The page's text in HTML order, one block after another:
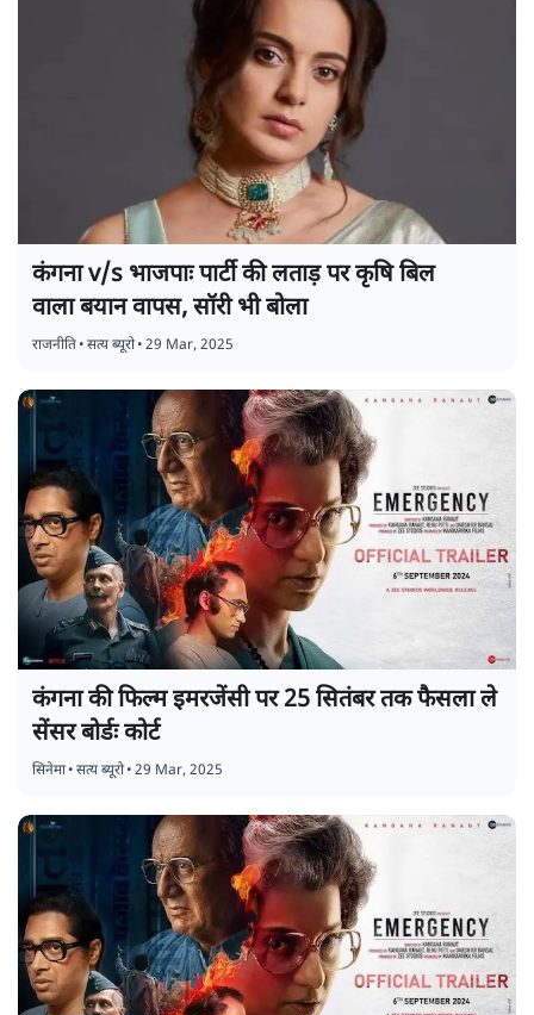
कंगना v/s भाजपाः पार्टी की लताड़ पर कृषि बिल
वाला बयान वापस, सॉरी भी बोला
राजनीति•सत्य ब्यूरो•29 Mar, 2025
कंगना की फिल्म इमरजेंसी पर 25 सितंबर तक फैसला ले
सेंसर बोर्डः कोर्ट
सिनेमा•सत्य ब्यूरो•29 Mar, 2025